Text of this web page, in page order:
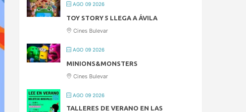
AGO 09 2026
TOY STORY 5 LLEGA A ÁVILA
Cines Bulevar
AGO 09 2026
MINIONS&MONSTERS
Cines Bulevar
AGO 09 2026
TALLERES DE VERANO EN LAS